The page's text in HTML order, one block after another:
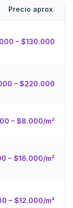
Precio aprox.
– $130.000
– $220.000
– $8.000/m²
– $16.000/m²
– $12.000/m²